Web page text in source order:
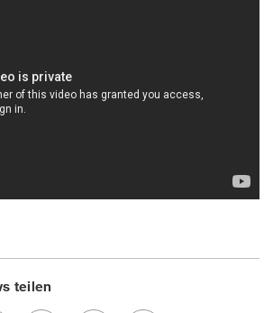
teilen